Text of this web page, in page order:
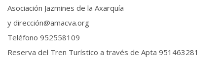
Asociación Jazmines de la Axarquía
y dirección@amacva.org
Teléfono 952558109
Reserva del Tren Turístico a través de Apta 951463281